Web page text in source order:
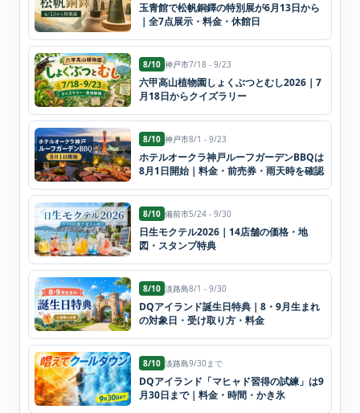
玉青館で松帆銅鐸の特別展が6月13日から
｜全7点展示・料金・休館日
8/10 神戸市7/18 - 9/23
六甲高山植物園しょくぶつとむし2026｜7
月18日からクイズラリー
8/10 神戸市8/1 - 9/23
ホテルオークラ神戸ルーフガーデンBBQは
8月1日開始｜料金・前売券・雨天時を確認
8/10 備前市5/24 - 9/30
日生モクテル2026｜14店舗の価格・地
図・スタンプ特典
8/10 淡路島8/1 - 9/30
DQアイランド誕生日特典｜8・9月生まれ
の対象日・受け取り方・料金
8/10 淡路島9/30まで
DQアイランド「マヒャド習得の試練」は9
月30日まで｜料金・時間・かき氷